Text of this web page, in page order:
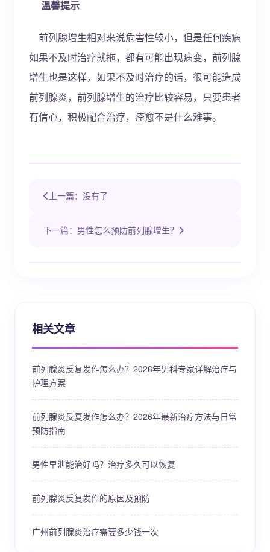
温馨提示
前列腺增生相对来说危害性较小，但是任何疾病
如果不及时治疗就拖，都有可能出现病变，前列腺
增生也是这样，如果不及时治疗的话，很可能造成
前列腺炎，前列腺增生的治疗比较容易，只要患者
有信心，积极配合治疗，痊愈不是什么难事。
上一篇：没有了
下一篇：男性怎么预防前列腺增生？
相关文章
前列腺炎反复发作怎么办？2026年男科专家详解治疗与
护理方案
前列腺炎反复发作怎么办？2026年最新治疗方法与日常
预防指南
男性早泄能治好吗？治疗多久可以恢复
前列腺炎反复发作的原因及预防
广州前列腺炎治疗需要多少钱一次